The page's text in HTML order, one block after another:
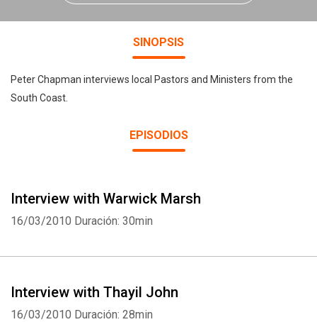
SINOPSIS
Peter Chapman interviews local Pastors and Ministers from the
South Coast.
EPISODIOS
Interview with Warwick Marsh
16/03/2010 Duración: 30min
Interview with Thayil John
16/03/2010 Duración: 28min